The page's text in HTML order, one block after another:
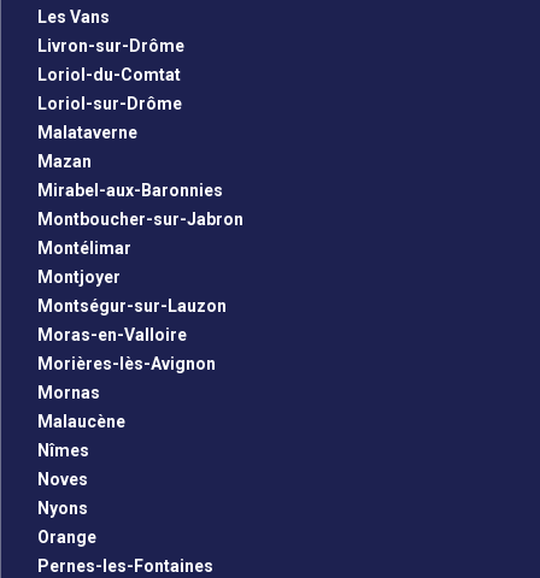
Les Vans
Livron-sur-Drôme
Loriol-du-Comtat
Loriol-sur-Drôme
Malataverne
Mazan
Mirabel-aux-Baronnies
Montboucher-sur-Jabron
Montélimar
Montjoyer
Montségur-sur-Lauzon
Moras-en-Valloire
Morières-lès-Avignon
Mornas
Malaucène
Nîmes
Noves
Nyons
Orange
Pernes-les-Fontaines